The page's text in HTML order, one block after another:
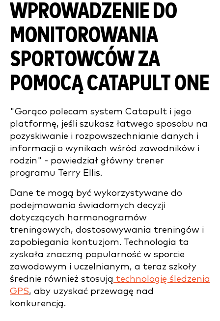
WPROWADZENIE DO
MONITOROWANIA
SPORTOWCÓW ZA
POMOCĄ CATAPULT ONE
"Gorąco polecam system Catapult i jego
platformę, jeśli szukasz łatwego sposobu na
pozyskiwanie i rozpowszechnianie danych i
informacji o wynikach wśród zawodników i
rodzin" - powiedział główny trener
programu Terry Ellis.
Dane te mogą być wykorzystywane do
podejmowania świadomych decyzji
dotyczących harmonogramów
treningowych, dostosowywania treningów i
zapobiegania kontuzjom. Technologia ta
zyskała znaczną popularność w sporcie
zawodowym i uczelnianym, a teraz szkoły
średnie również stosują technologię śledzenia
GPS, aby uzyskać przewagę nad
konkurencją.